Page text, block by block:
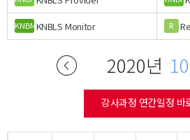
KNBMKNBLS Monitor R
2020년 10
강사과정 연간일정 바